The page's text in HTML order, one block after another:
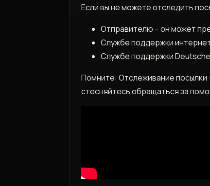
Если вы не можете отследить
Отправителю – он может
Службе поддержки
Службе поддержки
Помните: Отслеживание посылки
стесняйтесь обращаться за